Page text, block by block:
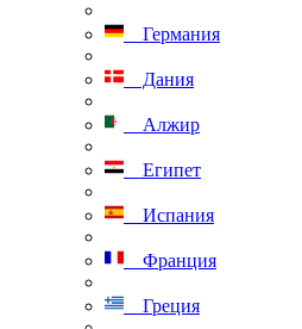
Германия
Дания
Алжир
Египет
Испания
Франция
Греция